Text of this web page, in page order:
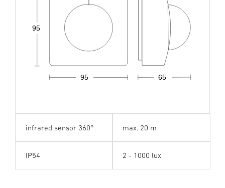
65
95
95
infrared sensor 360° max. 20 m
IP54 2 - 1000 lux